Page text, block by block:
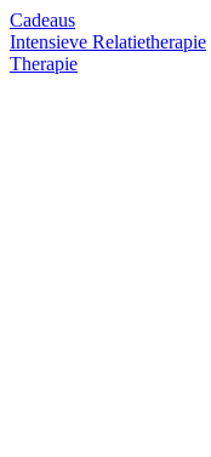
Cadeaus
Intensieve Relatietherapie
Therapie